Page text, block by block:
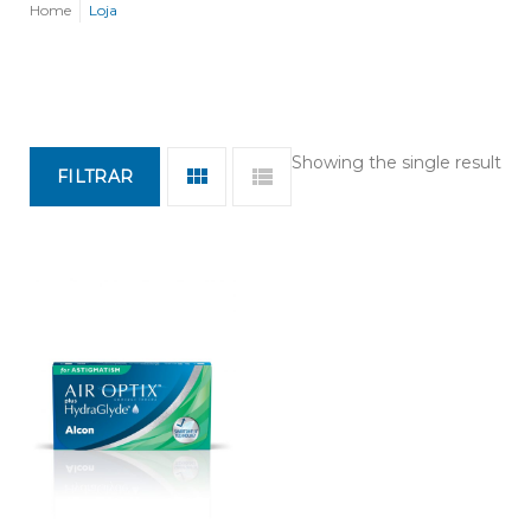
Home Loja
Showing the single result
FILTRAR